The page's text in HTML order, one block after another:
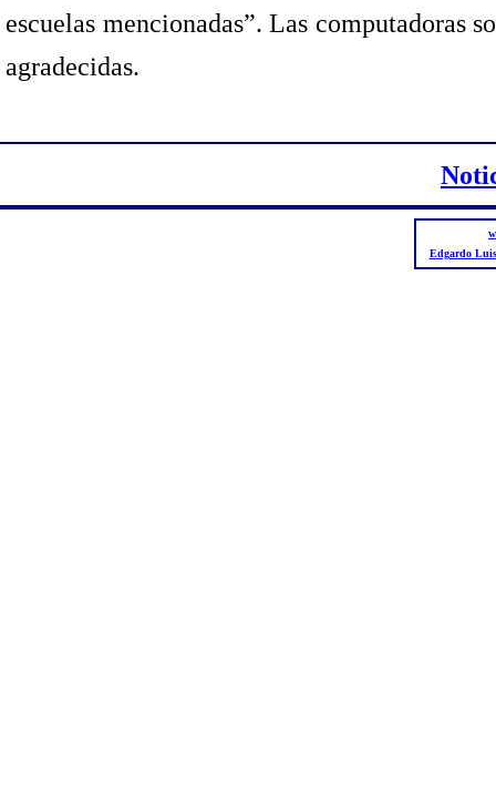
escuelas mencionadas”. Las computadoras
agradecidas.
Edgardo